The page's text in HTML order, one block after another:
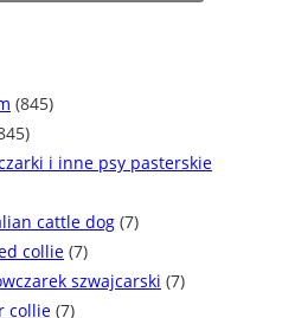
(845)
i inne psy pasterskie
cattle dog (7)
collie (7)
szwajcarski (7)
collie (7)